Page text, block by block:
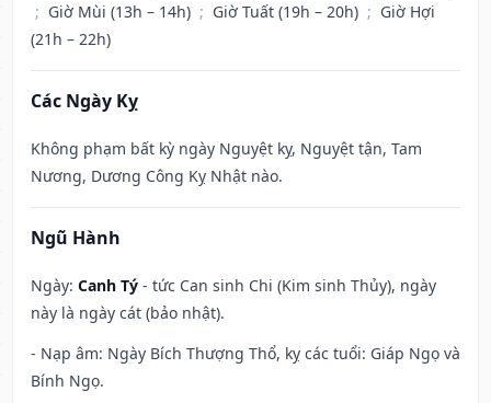
; Giờ Mùi (13h – 14h) ; Giờ Tuất (19h – 20h) ; Giờ Hợi
(21h – 22h)
Các Ngày Kỵ
Không phạm bất kỳ ngày Nguyệt kỵ, Nguyệt tận, Tam
Nương, Dương Công Kỵ Nhật nào.
Ngũ Hành
Ngày: Canh Tý - tức Can sinh Chi (Kim sinh Thủy), ngày
này là ngày cát (bảo nhật).
- Nạp âm: Ngày Bích Thượng Thổ, kỵ các tuổi: Giáp Ngọ và
Bính Ngọ.